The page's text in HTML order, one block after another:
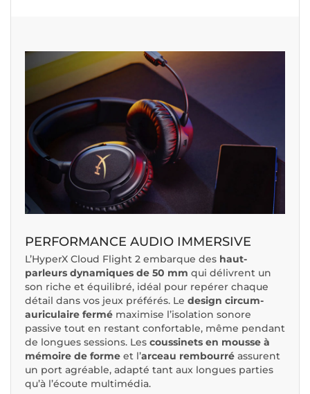
PERFORMANCE AUDIO IMMERSIVE
L’HyperX Cloud Flight 2 embarque des haut-
parleurs dynamiques de 50 mm qui délivrent un
son riche et équilibré, idéal pour repérer chaque
détail dans vos jeux préférés. Le design circum-
auriculaire fermé maximise l’isolation sonore
passive tout en restant confortable, même pendant
de longues sessions. Les coussinets en mousse à
mémoire de forme et l’arceau rembourré assurent
un port agréable, adapté tant aux longues parties
qu’à l’écoute multimédia.